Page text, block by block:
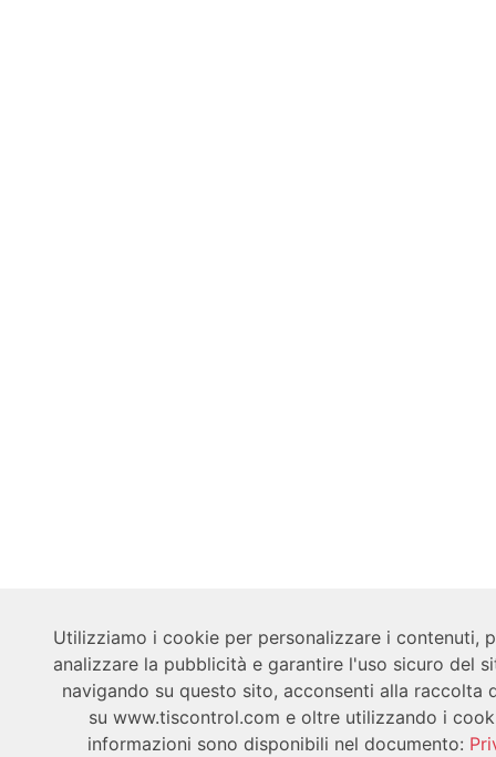
Utilizziamo i cookie per personalizzare i contenuti,
analizzare la pubblicità e garantire l'uso sicuro del
navigando su questo sito, acconsenti alla raccolta
su www.tiscontrol.com e oltre utilizzando i
informazioni sono disponibili nel documento: